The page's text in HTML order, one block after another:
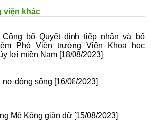
viện khác
Công bố Quyết định tiếp nhận và bổ
Phó Viện trưởng Viện Khoa học
lợi miền Nam [18/08/2023]
nợ dòng sông [16/08/2023]
Mê Kông giận dữ [15/08/2023]